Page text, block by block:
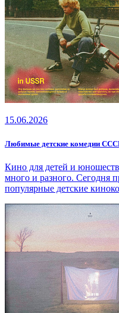
15.06.2026
Любимые детские комедии
Кино для детей и
много и разного. Сегодня
популярные детские